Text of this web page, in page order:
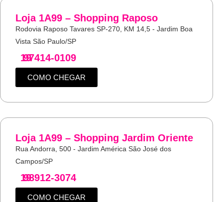
Loja 1A99 – Shopping Raposo
Rodovia Raposo Tavares SP-270, KM 14,5 - Jardim Boa
Vista São Paulo/SP
19
97414-0109
COMO CHEGAR
Loja 1A99 – Shopping Jardim Oriente
Rua Andorra, 500 - Jardim América São José dos
Campos/SP
19
98912-3074
COMO CHEGAR